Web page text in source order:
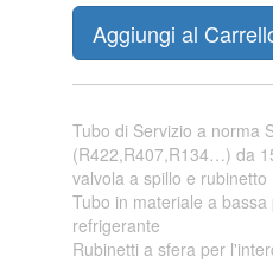
Aggiungi al
Tubo di Servizio a norma
(R422,R407,R134…) da
valvola a spillo e rubinetto
Tubo in materiale a
refrigerante
Rubinetti a sfera per